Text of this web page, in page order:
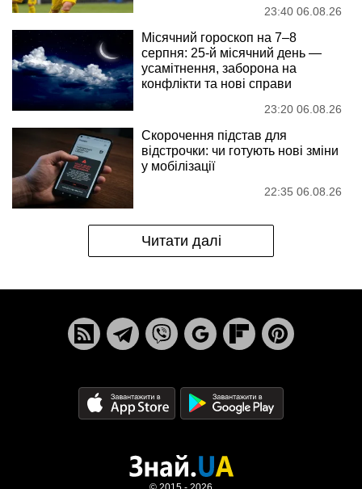
23:40 06.08.26
Місячний гороскоп на 7–8
серпня: 25-й місячний день —
усамітнення, заборона на
конфлікти та нові справи
23:20 06.08.26
Скорочення підстав для
відстрочки: чи готують нові зміни
у мобілізації
22:35 06.08.26
Читати далі